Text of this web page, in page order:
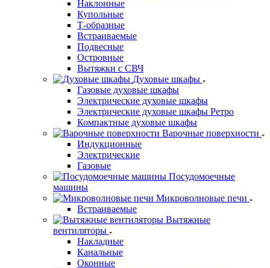
Наклонные
Купольные
Т-образные
Встраиваемые
Подвесные
Островные
Вытяжки с СВЧ
Духовые шкафы
Газовые духовые шкафы
Электрические духовые шкафы
Электрические духовые шкафы Ретро
Компактные духовые шкафы
Варочные поверхности
Индукционные
Электрические
Газовые
Посудомоечные
машины
Микроволновые печи
Встраиваемые
Вытяжные
вентиляторы
Накладные
Канальные
Оконные